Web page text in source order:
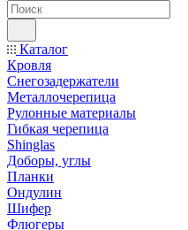
Каталог
Кровля
Снегозадержатели
Металлочерепица
Рулонные материалы
Гибкая черепица
Shinglas
Доборы, углы
Планки
Ондулин
Шифер
Флюгеры